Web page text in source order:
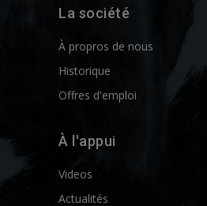
La société
À propros de nous
Historique
Offres d'emploi
À l'appui
Videos
Actualités